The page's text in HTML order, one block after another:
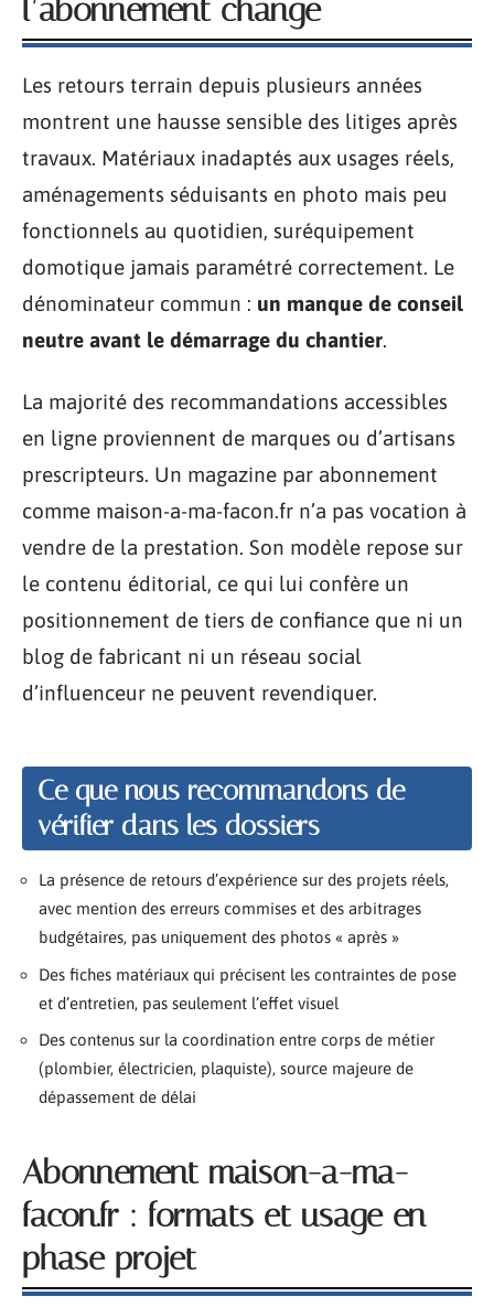
l’abonnement change
Les retours terrain depuis plusieurs années
montrent une hausse sensible des litiges après
travaux. Matériaux inadaptés aux usages réels,
aménagements séduisants en photo mais peu
fonctionnels au quotidien, suréquipement
domotique jamais paramétré correctement. Le
dénominateur commun : un manque de conseil
neutre avant le démarrage du chantier.
La majorité des recommandations accessibles
en ligne proviennent de marques ou d’artisans
prescripteurs. Un magazine par abonnement
comme maison-a-ma-facon.fr n’a pas vocation à
vendre de la prestation. Son modèle repose sur
le contenu éditorial, ce qui lui confère un
positionnement de tiers de confiance que ni un
blog de fabricant ni un réseau social
d’influenceur ne peuvent revendiquer.
Ce que nous recommandons de
vérifier dans les dossiers
La présence de retours d’expérience sur des projets réels,
avec mention des erreurs commises et des arbitrages
budgétaires, pas uniquement des photos « après »
Des fiches matériaux qui précisent les contraintes de pose
et d’entretien, pas seulement l’effet visuel
Des contenus sur la coordination entre corps de métier
(plombier, électricien, plaquiste), source majeure de
dépassement de délai
Abonnement maison-a-ma-
facon.fr : formats et usage en
phase projet